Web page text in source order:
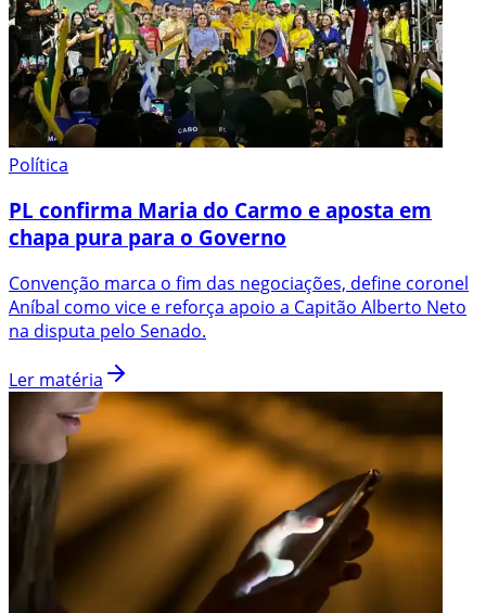
Política
PL confirma Maria do Carmo e aposta em
chapa pura para o Governo
Convenção marca o fim das negociações, define coronel
Aníbal como vice e reforça apoio a Capitão Alberto Neto
na disputa pelo Senado.
Ler matéria